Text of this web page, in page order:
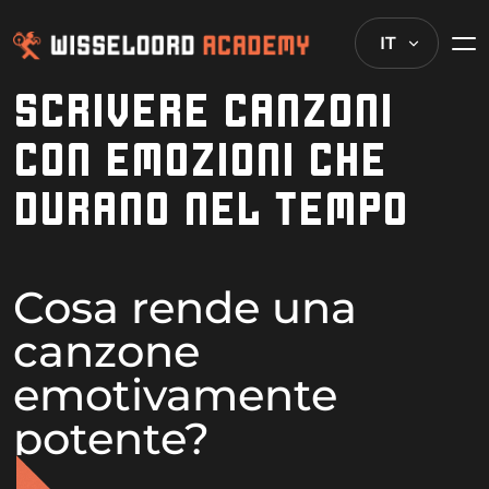
IT
SCRIVERE CANZONI
CON EMOZIONI CHE
DURANO NEL TEMPO
Cosa rende una
canzone
emotivamente
potente?